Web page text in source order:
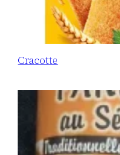
Cracotte